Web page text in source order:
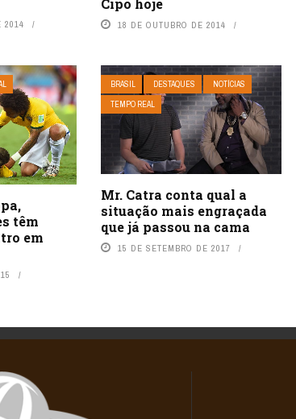
2014
Cipó hoje
18 DE OUTUBRO DE 2014
têm
em
BRASIL DESTAQUES
NOTÍCIAS
TEMPO REAL
Mr. Catra conta qual a
situação mais engraçada
que já passou na cama
15 DE SETEMBRO DE 2017